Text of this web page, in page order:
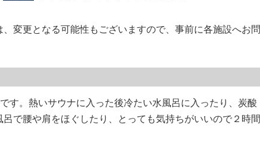
変更となる可能性もございますので、事前に各施設へお問
す。熱いサウナに入った後冷たい水風呂に入ったり、炭酸
で腰や肩をほぐしたり、とっても気持ちがいいので２時間